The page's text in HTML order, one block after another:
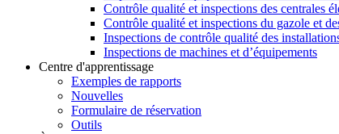
Contrôle qualité et inspections des centrales
Contrôle qualité et inspections du gazole et
Inspections de contrôle qualité des
Inspections de machines et d’équipements
Centre d'apprentissage
Exemples de rapports
Nouvelles
Formulaire de réservation
Outils